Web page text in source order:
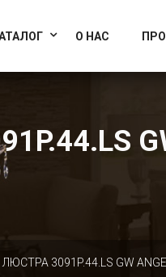
О НАС
ЛЮСТРА 3091P.44.LS GW